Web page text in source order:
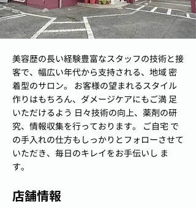
美容歴の長い経験豊富なスタッフの技術と接
客で、幅広い年代から支持される、地域 密
着型のサロン。 お客様の望まれるスタイル
作りはもちろん、ダメージケアにもご満 足
いただけるよう 日々技術の向上、薬剤の研
究、情報収集を行っております。 ご自宅 で
の手入れの仕方もしっかりとフォローさせて
いただき、毎日のキレイをお手伝いし ま
す。
店舗情報